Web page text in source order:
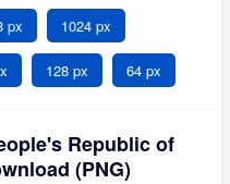
px 1024 px
128 px 64 px
Republic of
(PNG)